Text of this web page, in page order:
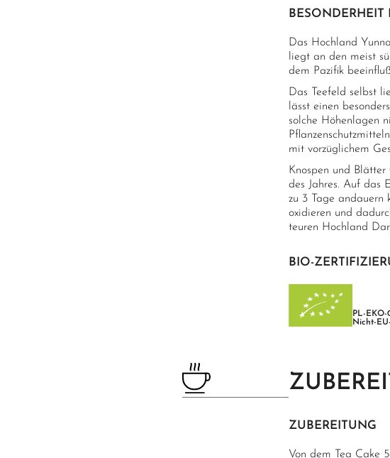
Das Hochland
liegt an den meist
dem Pazifik
Das Teefeld selbst
lässt einen
solche Höhenlagen
mit vorzüglichem
Knospen und
des Jahres. Auf das
zu 3 Tage andauern
oxidieren und
teuren Hochland
BIO-
PL-EKO-
Nicht-
ZUBEREITUNG
Von dem Tea Cake